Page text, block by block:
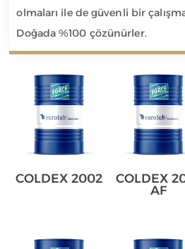
olmaları ile de güvenli bir
Doğada %100 çözünürler.
COLDEX 2002
COLDEX
AF